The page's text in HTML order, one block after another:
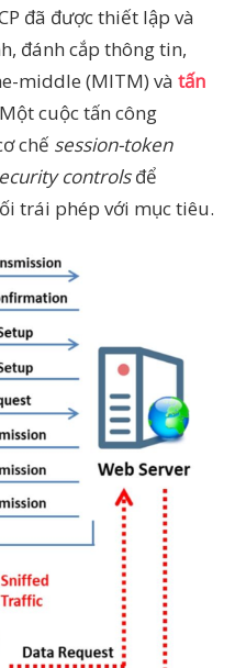
đã được thiết lập và
đánh cắp thông tin,
middle (MITM) và tấn
cuộc tấn công
chế session-token
controlsđể
trái phép với mục tiêu.